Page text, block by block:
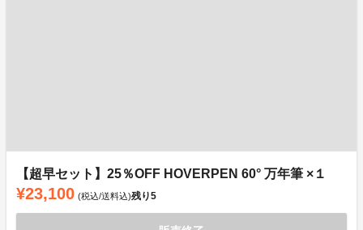
【超早セット】25％OFF HOVERPEN 60° 万年筆 ×１
¥23,100 (税込/送料込)残り5